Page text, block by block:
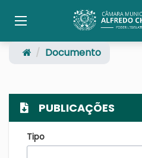
Documento
PUBLICAÇÕES
Tipo